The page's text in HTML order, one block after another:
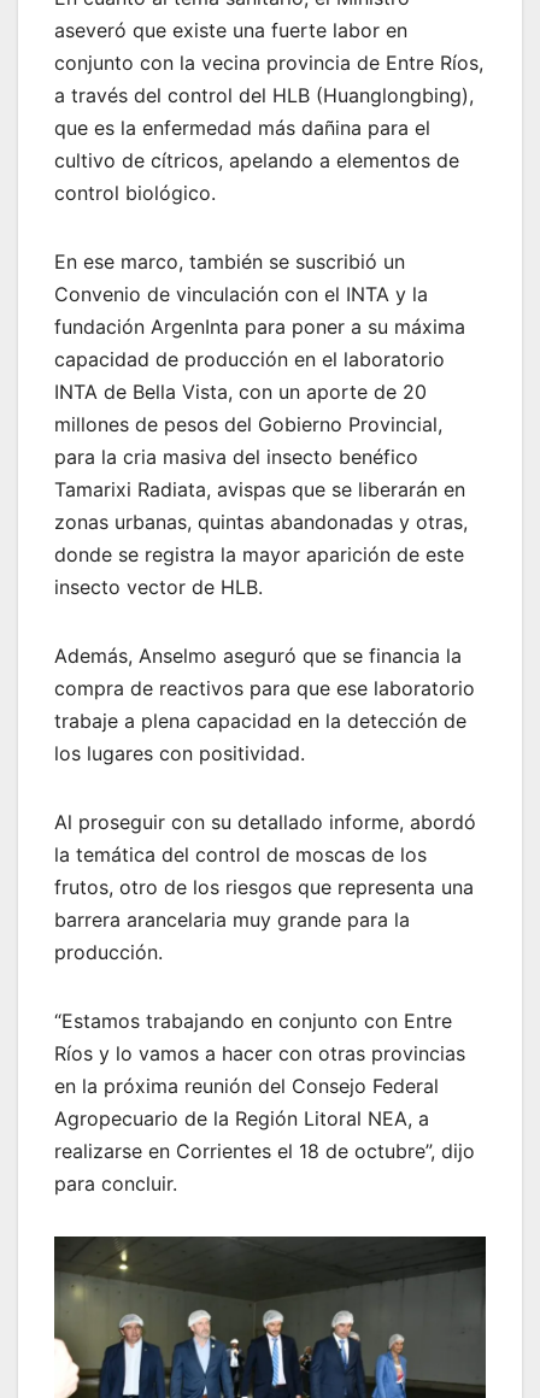
aseveró que existe una fuerte labor en
conjunto con la vecina provincia de Entre Ríos,
a través del control del HLB (Huanglongbing),
que es la enfermedad más dañina para el
cultivo de cítricos, apelando a elementos de
control biológico.
En ese marco, también se suscribió un
Convenio de vinculación con el INTA y la
fundación ArgenInta para poner a su máxima
capacidad de producción en el laboratorio
INTA de Bella Vista, con un aporte de 20
millones de pesos del Gobierno Provincial,
para la cria masiva del insecto benéfico
Tamarixi Radiata, avispas que se liberarán en
zonas urbanas, quintas abandonadas y otras,
donde se registra la mayor aparición de este
insecto vector de HLB.
Además, Anselmo aseguró que se financia la
compra de reactivos para que ese laboratorio
trabaje a plena capacidad en la detección de
los lugares con positividad.
Al proseguir con su detallado informe, abordó
la temática del control de moscas de los
frutos, otro de los riesgos que representa una
barrera arancelaria muy grande para la
producción.
“Estamos trabajando en conjunto con Entre
Ríos y lo vamos a hacer con otras provincias
en la próxima reunión del Consejo Federal
Agropecuario de la Región Litoral NEA, a
realizarse en Corrientes el 18 de octubre”, dijo
para concluir.